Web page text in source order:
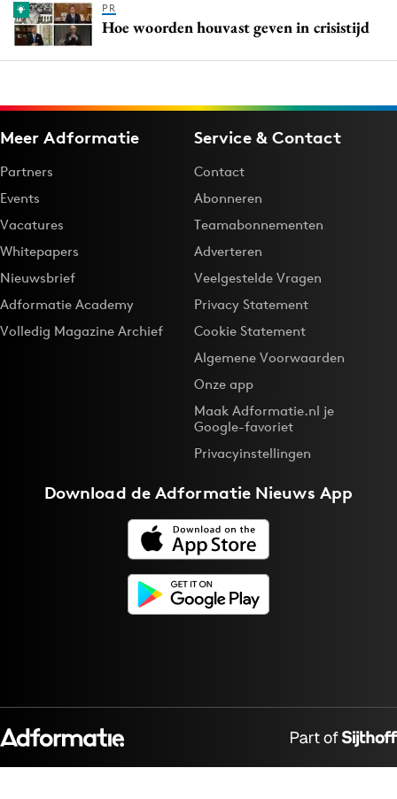
PR
Hoe woorden houvast geven in crisistijd
Meer Adformatie
Partners
Events
Vacatures
Whitepapers
Nieuwsbrief
Adformatie Academy
Volledig Magazine Archief
Service & Contact
Contact
Abonneren
Teamabonnementen
Adverteren
Veelgestelde Vragen
Privacy Statement
Cookie Statement
Algemene Voorwaarden
Onze app
Maak Adformatie.nl je
Google-favoriet
Privacyinstellingen
Download deAdformatie Nieuws App